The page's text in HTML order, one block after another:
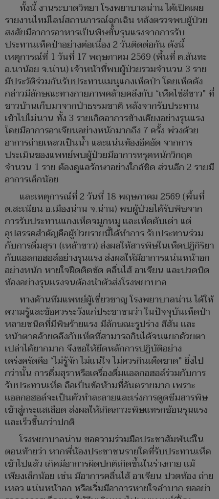
ทั้งนี้ งานระบาดวิทยา โรงพยาบาลน่าน ได้เปิดเผย
รายงานไทม์ไลน์สถานการณ์ฉุกเฉิน หลังตรวจพบผู้ป่วย
สงสัยมีอาการอาหารเป็นพิษขั้นรุนแรงจากการรับ
ประทานเห็ดป่าอย่างต่อเนื่อง 2 วันติดต่อกัน ดังนี้
เหตุการณ์ที่ 1 วันที่ 17 พฤษภาคม 2569 (พื้นที่ ต.สันทะ
อ.นาน้อย จ.น่าน) เจ้าหน้าที่พบผู้ป่วยรวมจำนวน 3 ราย
มีประวัติร่วมกันรับประทานเมนูแกงเห็ดป่า โดยเห็ดดัง
กล่าวมีลักษณะทางกายภาพคล้ายคลึงกับ “เห็ดไข่สีขาว” ที่
ชาวบ้านเก็บมาจากป่าธรรมชาติ หลังจากรับประทาน
เข้าไปไม่นาน ทั้ง 3 รายเกิดอาการข้างเคียงอย่างรุนแรง
โดยมีอาการอาเจียนอย่างหนักมากถึง 7 ครั้ง พ่วงด้วย
อาการถ่ายเหลวเป็นน้ำ และแน่นท้องอึดอัด จากการ
ประเมินของแพทย์พบผู้ป่วยมีอาการทรุดหนักวิกฤต
จำนวน 1 ราย ต้องดูแลรักษาอย่างใกล้ชิด ส่วนอีก 2 รายมี
อาการเล็กน้อย
และเหตุการณ์ที่ 2 วันที่ 18 พฤษภาคม 2569 (พื้นที่
ต.สะเนียน อ.เมืองน่าน จ.น่าน) พบผู้ป่วยได้รับพิษจาก
การรับประทานแกงเห็ดจมูกหมู และเห็ดตับเต่า แต่
อุปสรรคสำคัญคือผู้ป่วยรายนี้ได้ทำการ รับประทานร่วม
กับการดื่มสุรา (เหล้าขาว) ส่งผลให้สารพิษในเห็ดปฏิกิริยา
กับแอลกอฮอล์อย่างรุนแรง ส่งผลให้มีอาการแน่นหน้าอก
อย่างหนัก หายใจฝืดติดขัด คลื่นไส้ อาเจียน และปวดบิด
ท้องอย่างรุนแรงจนต้องนำตัวส่งโรงพยาบาล
ทางด้านทีมแพทย์ผู้เชี่ยวชาญ โรงพยาบาลน่าน ได้ให้
ความรู้และข้อควรระวังแก่ประชาชนว่า ในปัจจุบันเห็ดป่า
หลายชนิดที่มีพิษร้ายแรง มีลักษณะรูปร่าง สีสัน และ
หน้าตาคล้ายคลึงกับเห็ดที่สามารถกินได้จนแยกด้วยตา
เปล่าได้ยากมาก จึงขอให้ยึดหลักการปฏิบัติอย่าง
เคร่งครัดคือ “ไม่รู้จัก ไม่แน่ใจ ไม่ควรกินเด็ดขาด” ยิ่งไป
กว่านั้น การดื่มสุราหรือเครื่องดื่มแอลกอฮอล์ร่วมกับการ
รับประทานเห็ด ถือเป็นข้อห้ามที่อันตรายมาก เพราะ
แอลกอฮอล์จะเป็นตัวทำละลายและเร่งการดูดซึมสารพิษ
เข้าสู่กระแสเลือด ส่งผลให้เกิดภาวะพิษแทรกซ้อนรุนแรง
และเร็วขึ้นกว่าปกติ
โรงพยาบาลน่าน ขอความร่วมมือประชาสัมพันธ์ใน
ตอนท้ายว่า หากพี่น้องประชาชนรายใดที่รับประทานเห็ด
เข้าไปแล้ว เกิดมีอาการผิดปกติเกิดขึ้นในร่างกาย แม้
เพียงเล็กน้อย เช่น มีอาการคลื่นไส้ อาเจียน ปวดท้อง ถ่าย
เหลว แน่นหน้าอก หรือเริ่มมีอาการหายใจลำบาก ขออย่า